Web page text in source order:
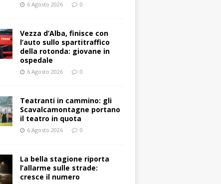
6 Agosto 2026 0
Vezza d’Alba, finisce con
l’auto sullo spartitraffico
della rotonda: giovane in
ospedale
6 Agosto 2026 0
Teatranti in cammino: gli
Scavalcamontagne portano
il teatro in quota
6 Agosto 2026 0
La bella stagione riporta
l’allarme sulle strade:
cresce il numero